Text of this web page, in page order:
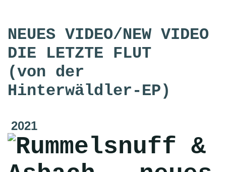
NEUES VIDEO/NEW VIDEO
DIE LETZTE FLUT
(von der
Hinterwäldler-EP)
2021